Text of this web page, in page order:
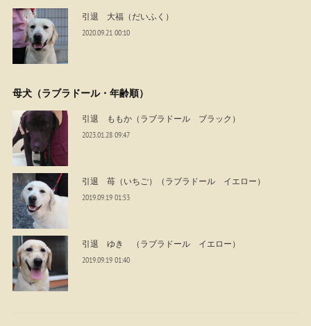
引退 大福（だいふく）
2020.09.21 00:10
母犬（ラブラドール・年齢順）
引退 ももか（ラブラドール ブラック）
2023.01.28 09:47
引退 苺（いちご）（ラブラドール イエロー）
2019.09.19 01:53
引退 ゆき （ラブラドール イエロー）
2019.09.19 01:40